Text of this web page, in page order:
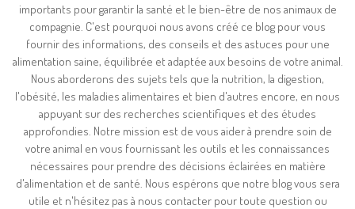
importants pour garantir la santé et le bien-être de nos animaux de
compagnie. C'est pourquoi nous avons créé ce blog pour vous
fournir des informations, des conseils et des astuces pour une
alimentation saine, équilibrée et adaptée aux besoins de votre animal.
Nous aborderons des sujets tels que la nutrition, la digestion,
l'obésité, les maladies alimentaires et bien d'autres encore, en nous
appuyant sur des recherches scientifiques et des études
approfondies. Notre mission est de vous aider à prendre soin de
votre animal en vous fournissant les outils et les connaissances
nécessaires pour prendre des décisions éclairées en matière
d'alimentation et de santé. Nous espérons que notre blog vous sera
utile et n'hésitez pas à nous contacter pour toute question ou